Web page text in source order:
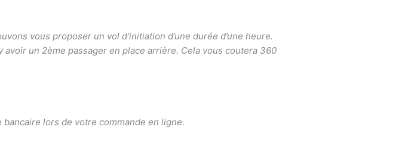
vous proposer un vol d’initiation d’une durée d’une heure.
un 2ème passager en place arrière. Cela vous coutera 360
lors de votre commande en ligne.